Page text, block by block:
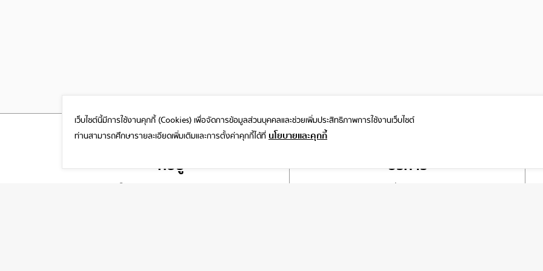
ที่อยู่ บริการ
เว็บไซต์นี้มีการใช้งานคุกกี้ (Cookies)เพื่อจัดการข้อมูลส่วนบุคคลและช่วยเพิ่มประสิทธิภาพการใช้งานเว็บไซต์
ท่านสามารถศึกษารายละเอียดเพิ่มเติมและการตั้งค่าคุกกี้ได้ที่นโยบายและคุกกี้